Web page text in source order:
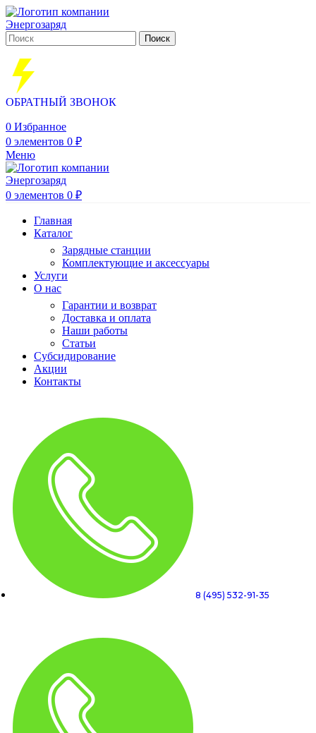
Поиск
ОБРАТНЫЙ ЗВОНОК
0 Избранное
0 элементов 0 ₽
Меню
0 элементов 0 ₽
Главная
Каталог
Зарядные станции
Комплектующие и аксессуары
Услуги
О нас
Гарантии и возврат
Доставка и оплата
Наши работы
Статьи
Субсидирование
Акции
Контакты
8 (495) 532-91-35